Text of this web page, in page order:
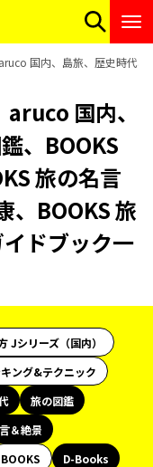
国内、島旅、歴史時代、
国内、
、BOOKS
旅の名言
、BOOKS 旅
ドブック一
Jシリーズ（国内）
ング&テクニック
旅の図鑑
＆絶景
BOOKS
D-Books